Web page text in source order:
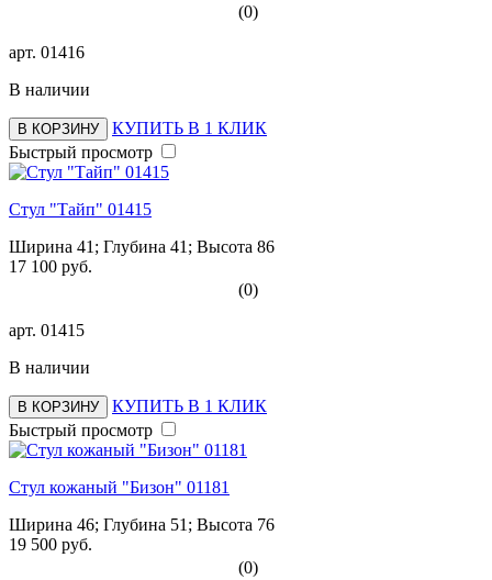
(0)
арт. 01416
В наличии
В КОРЗИНУ
КУПИТЬ В 1 КЛИК
Быстрый просмотр
Стул "Тайп" 01415
Ширина 41; Глубина 41; Высота 86
17 100 руб.
(0)
арт. 01415
В наличии
В КОРЗИНУ
КУПИТЬ В 1 КЛИК
Быстрый просмотр
Стул кожаный "Бизон" 01181
Ширина 46; Глубина 51; Высота 76
19 500 руб.
(0)